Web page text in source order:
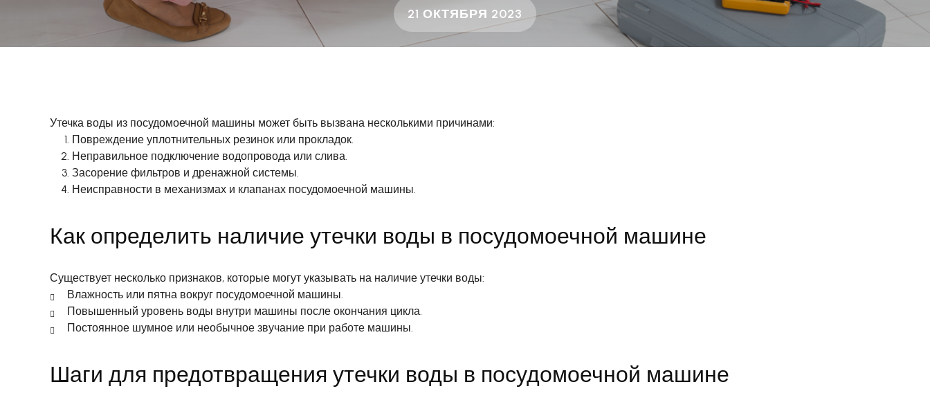
21 ОКТЯБРЯ 2023
Утечка воды из посудомоечной машины может быть вызвана несколькими причинами:
Повреждение уплотнительных резинок или прокладок.
Неправильное подключение водопровода или слива.
Засорение фильтров и дренажной системы.
Неисправности в механизмах и клапанах посудомоечной машины.
Как определить наличие утечки воды в посудомоечной машине
Существует несколько признаков, которые могут указывать на наличие утечки воды:
Влажность или пятна вокруг посудомоечной машины.
Повышенный уровень воды внутри машины после окончания цикла.
Постоянное шумное или необычное звучание при работе машины.
Шаги для предотвращения утечки воды в посудомоечной машине